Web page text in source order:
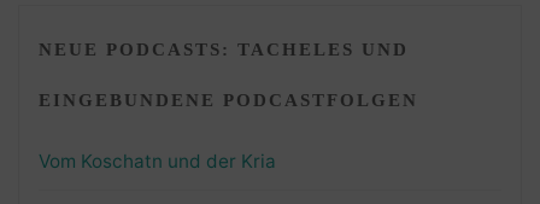
NEUE PODCASTS: TACHELES UND
EINGEBUNDENE PODCASTFOLGEN
Vom Koschatn und der Kria